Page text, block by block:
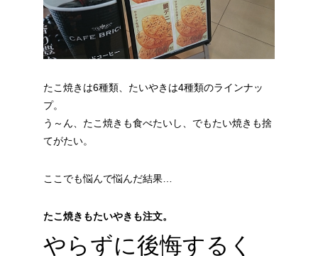
たこ焼きは6種類、たいやきは4種類のラインナッ
プ。
う～ん、たこ焼きも食べたいし、でもたい焼きも捨
てがたい。
ここでも悩んで悩んだ結果…
たこ焼きもたいやきも注文。
やらずに後悔するく